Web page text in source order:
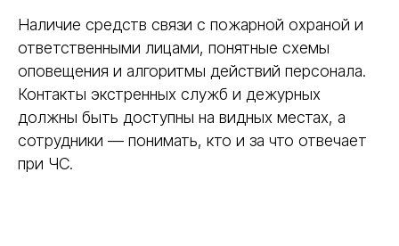
Наличие средств связи с пожарной охраной и
ответственными лицами, понятные схемы
оповещения и алгоритмы действий персонала.
Контакты экстренных служб и дежурных
должны быть доступны на видных местах, а
сотрудники — понимать, кто и за что отвечает
при ЧС.